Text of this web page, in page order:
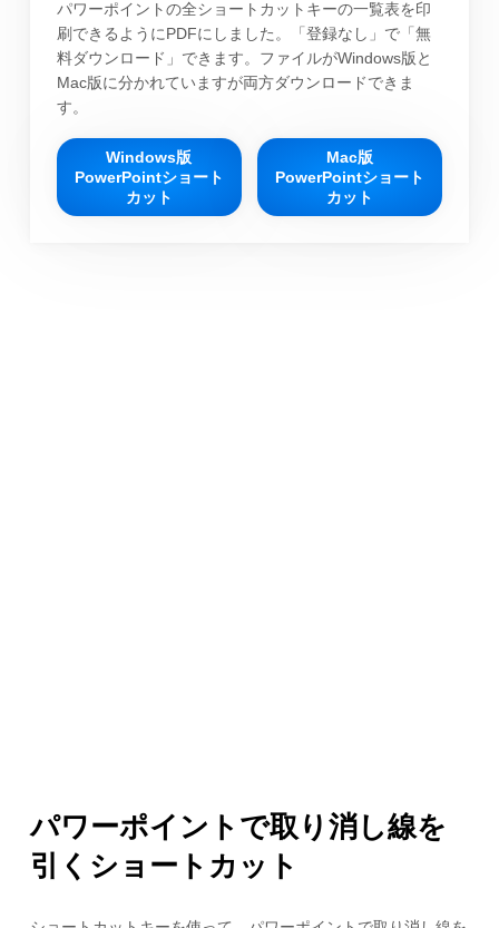
パワーポイントの全ショートカットキーの一覧表を印
刷できるようにPDFにしました。「登録なし」で「無
料ダウンロード」できます。ファイルがWindows版と
Mac版に分かれていますが両方ダウンロードできま
す。
Windows版
PowerPointショート
カット
Mac版
PowerPointショート
カット
パワーポイントで取り消し線を
引くショートカット